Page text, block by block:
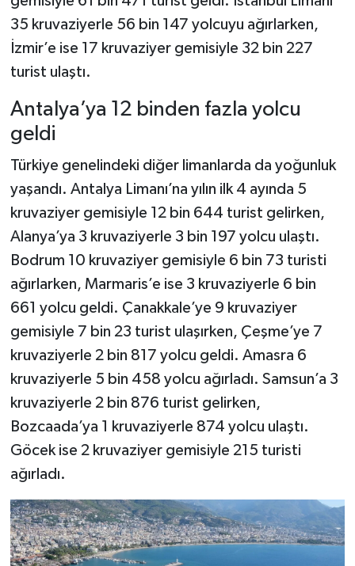
35 kruvaziyerle 56 bin 147 yolcuyu ağırlarken,
İzmir’e ise 17 kruvaziyer gemisiyle 32 bin 227
turist ulaştı.
Antalya’ya 12 binden fazla yolcu
geldi
Türkiye genelindeki diğer limanlarda da yoğunluk
yaşandı. Antalya Limanı’na yılın ilk 4 ayında 5
kruvaziyer gemisiyle 12 bin 644 turist gelirken,
Alanya’ya 3 kruvaziyerle 3 bin 197 yolcu ulaştı.
Bodrum 10 kruvaziyer gemisiyle 6 bin 73 turisti
ağırlarken, Marmaris’e ise 3 kruvaziyerle 6 bin
661 yolcu geldi. Çanakkale’ye 9 kruvaziyer
gemisiyle 7 bin 23 turist ulaşırken, Çeşme’ye 7
kruvaziyerle 2 bin 817 yolcu geldi. Amasra 6
kruvaziyerle 5 bin 458 yolcu ağırladı. Samsun’a 3
kruvaziyerle 2 bin 876 turist gelirken,
Bozcaada’ya 1 kruvaziyerle 874 yolcu ulaştı.
Göcek ise 2 kruvaziyer gemisiyle 215 turisti
ağırladı.